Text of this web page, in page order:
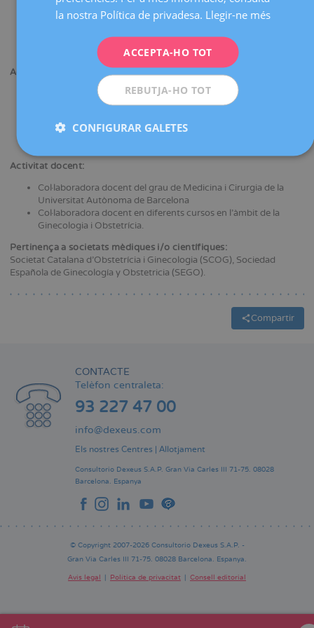
Barcelona.
Formació com a especialista en Ginecologia i Obstetrícia en
Parc Taulí Hospital Universitari.
Màster en Medicina i Cirurgia a Universitat de Barcelona.
Activitat científica:
Assistència a diferents cursos de formació.
Presentació de comunicacions i pòsters en congressos
Obstetrícia.
Activitat docent:
Col·laboradora docent del grau de Medicina i Cirurgia de la
Universitat Autònoma de Barcelona
Col·laboradora docent en diferents cursos en l'àmbit de la
Ginecologia i Obstetrícia.
Pertinença a societats mèdiques i/o científiques:
Societat Catalana d’Obstetrícia i Ginecologia (SCOG), Sociedad
Española de Ginecología y Obstetricia (SEGO).
Compartir
CONTACTE
Telèfon centraleta:
93 227 47 00
info@dexeus.com
Els nostres Centres | Allotjament
Consultorio Dexeus S.A.P. Gran Via Carles III 71-75. 08028
Barcelona. Espanya
© Copyright 2007-2026 Consultorio Dexeus S.A.P. -
Gran Via Carles III 71-75. 08028 Barcelona. Espanya.
página
Avís legal Política de privacitat Consell editorial
la nostra Política de privadesa. Llegir-ne més
ACCEPTA-HO TOT
REBUTJA-HO TOT
CONFIGURAR GALETES